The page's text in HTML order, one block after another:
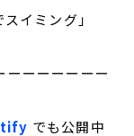
イミング」
ーーーーーーー
でも公開中